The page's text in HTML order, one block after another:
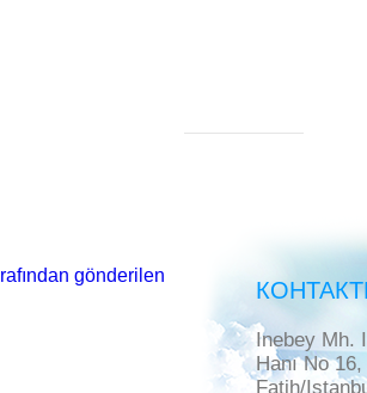
gönderilen
Inebey Mh.
Hanı No
Fatih/